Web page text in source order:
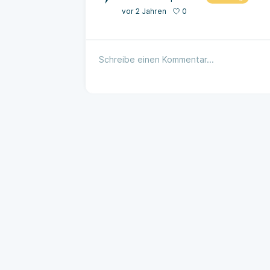
vor 2 Jahren 0